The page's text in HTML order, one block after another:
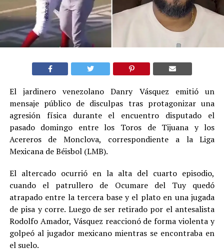
El jardinero venezolano Danry Vásquez emitió un
mensaje público de disculpas tras protagonizar una
agresión física durante el encuentro disputado el
pasado domingo entre los Toros de Tijuana y los
Acereros de Monclova, correspondiente a la Liga
Mexicana de Béisbol (LMB).
El altercado ocurrió en la alta del cuarto episodio,
cuando el patrullero de Ocumare del Tuy quedó
atrapado entre la tercera base y el plato en una jugada
de pisa y corre. Luego de ser retirado por el antesalista
Rodolfo Amador, Vásquez reaccionó de forma violenta y
golpeó al jugador mexicano mientras se encontraba en
el suelo.